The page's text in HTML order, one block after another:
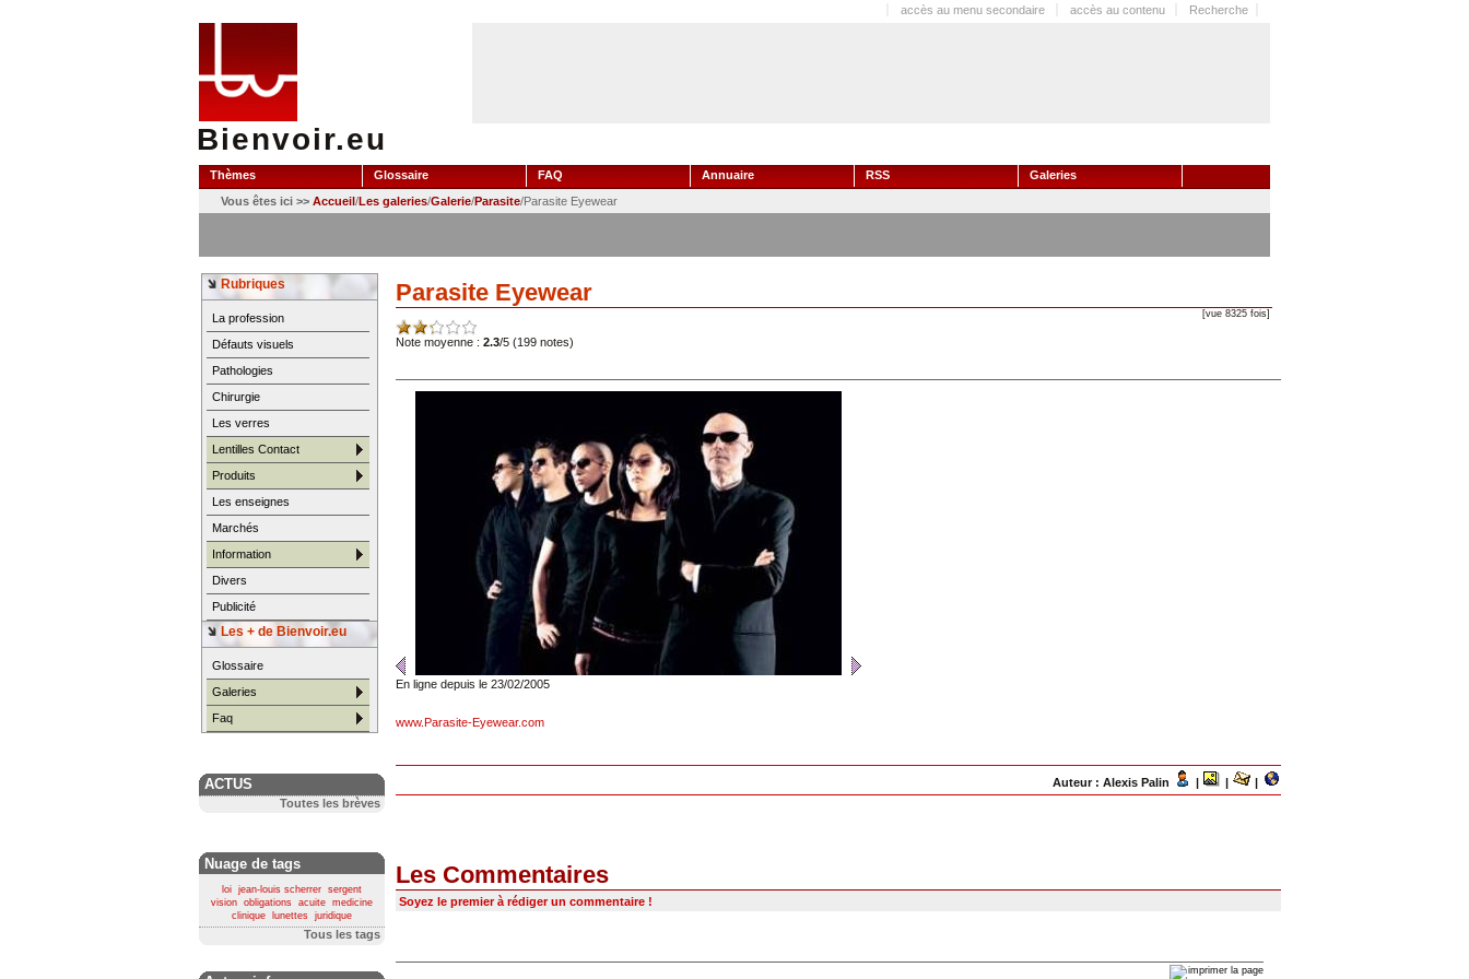
accès au menu secondaire accès au contenu Recherche
Bienvoir.eu
Thèmes Glossaire FAQ Annuaire RSS
Galeries
Vous êtes ici >> Accueil/Les galeries/Galerie/Parasite/Parasite Eyewear
Rubriques
La profession
Défauts visuels
Pathologies
Chirurgie
Les verres
Lentilles Contact
Produits
Les enseignes
Marchés
Information
Divers
Publicité
Les + de Bienvoir.eu
Glossaire
Galeries
Faq
ACTUS
Toutes les brèves
Nuage de tags
loi jean-louis scherrer
sergent
vision
obligations acuite
medicine
clinique
lunettes juridique
Tous les tags
Parasite Eyewear
[vue 8325 fois]
Note moyenne : 2.3/5 (199 notes)
En ligne depuis le 23/02/2005
www.Parasite-Eyewear.com
Auteur : Alexis Palin
Les Commentaires
Soyez le premier à rédiger un commentaire !